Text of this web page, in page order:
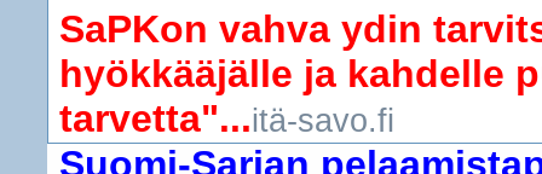
SaPKon vahva ydin
hyökkääjälle ja kahdelle
tarvetta"...itä-savo.fi
Suomi-Sarjan